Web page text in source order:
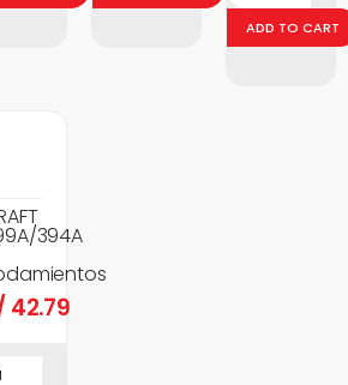
ADD TO CART
394A
42.79